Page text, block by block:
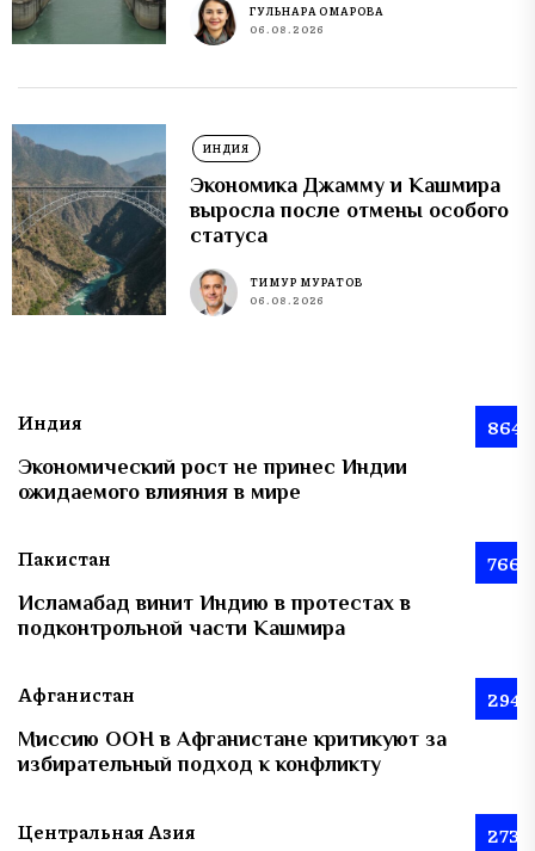
ГУЛЬНАРА ОМАРОВА
06.08.2026
ИНДИЯ
Экономика Джамму и Кашмира
выросла после отмены особого
статуса
ТИМУР МУРАТОВ
06.08.2026
Индия 864
Экономический рост не принес Индии
ожидаемого влияния в мире
Пакистан 766
Исламабад винит Индию в протестах в
подконтрольной части Кашмира
Афганистан 294
Миссию ООН в Афганистане критикуют за
избирательный подход к конфликту
Центральная Азия 273